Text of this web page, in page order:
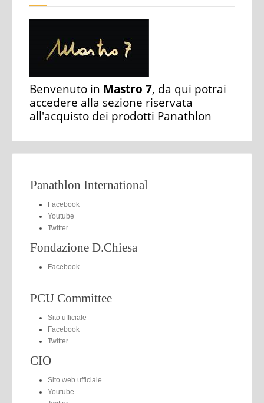
Benvenuto in Mastro 7, da qui potrai
accedere alla sezione riservata
all'acquisto dei prodotti Panathlon
Panathlon International
Facebook
Youtube
Twitter
Fondazione D.Chiesa
Facebook
PCU Committee
Sito ufficiale
Facebook
Twitter
CIO
Sito web ufficiale
Youtube